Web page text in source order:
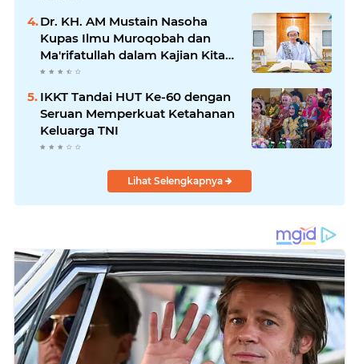
Dr. KH. AM Mustain Nasoha
Kupas Ilmu Muroqobah dan
Ma'rifatullah dalam Kajian Kitab
Ihya' Ulumuddin
IKKT Tandai HUT Ke-60 dengan
Seruan Memperkuat Ketahanan
Keluarga TNI
Lihat Selengkapnya